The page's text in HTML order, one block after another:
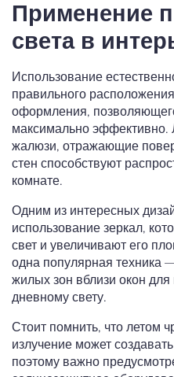
Применение
света в
Использование
правильного
оформления,
максимально эффективно.
жалюзи, отражающие
стен способствуют
комнате.
Одним из интересных
использование зеркал,
свет и увеличивают его
одна популярная техника
жилых зон вблизи окон
дневному свету.
Стоит помнить, что летом
излучение может
поэтому важно